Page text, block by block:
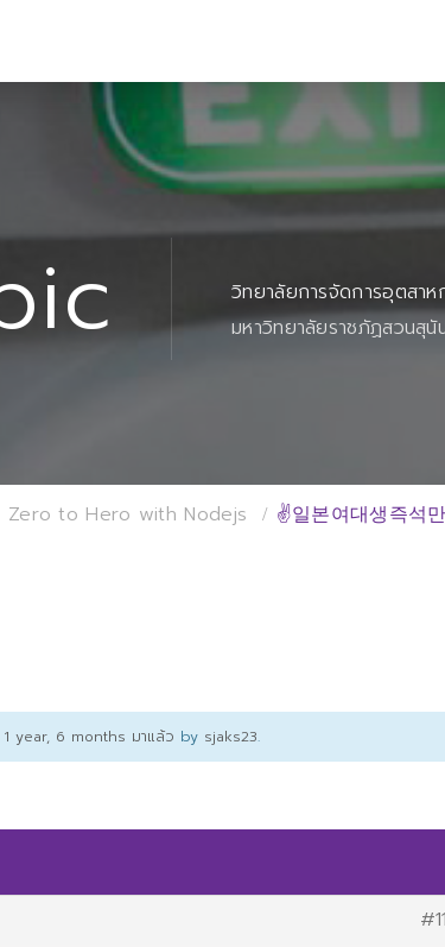
วิทยาลัยการจัดการอุตสาห
มหาวิทยาลัยราชภัฏสวนสุนั
Zero to Hero with Nodejs ✌일본여대생즉석
1 year, 6 months มาแล้ว by sjaks23.